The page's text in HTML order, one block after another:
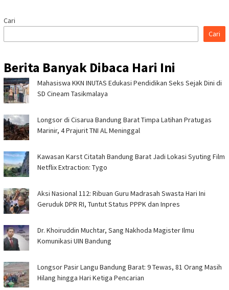
Cari
Cari
Berita Banyak Dibaca Hari Ini
Mahasiswa KKN INUTAS Edukasi Pendidikan Seks Sejak Dini di
SD Cineam Tasikmalaya
Longsor di Cisarua Bandung Barat Timpa Latihan Pra­tugas
Marinir, 4 Prajurit TNI AL Meninggal
Kawasan Karst Citatah Bandung Barat Jadi Lokasi Syuting Film
Netflix Extraction: Tygo
Aksi Nasional 112: Ribuan Guru Madrasah Swasta Hari Ini
Geruduk DPR RI, Tuntut Status PPPK dan Inpres
Dr. Khoiruddin Muchtar, Sang Nakhoda Magister Ilmu
Komunikasi UIN Bandung
Longsor Pasir Langu Bandung Barat: 9 Tewas, 81 Orang Masih
Hilang hingga Hari Ketiga Pencarian